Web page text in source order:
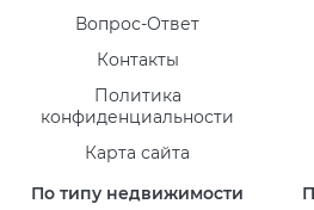
Вопрос-Ответ
Контакты
Политика
конфиденциальности
Карта сайта
По типу недвижимости